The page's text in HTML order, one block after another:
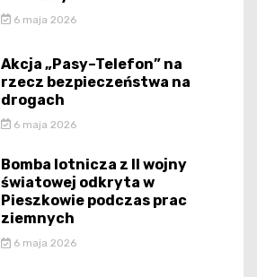
6 maja 2026
Akcja „Pasy–Telefon” na
rzecz bezpieczeństwa na
drogach
6 maja 2026
Bomba lotnicza z II wojny
światowej odkryta w
Pieszkowie podczas prac
ziemnych
6 maja 2026